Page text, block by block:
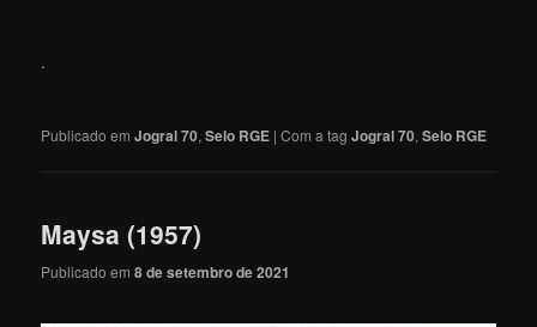
.
Publicado em Jogral 70,Selo RGE |Com a tagJogral 70,Selo RGE
Maysa (1957)
Publicado em8 de setembro de 2021